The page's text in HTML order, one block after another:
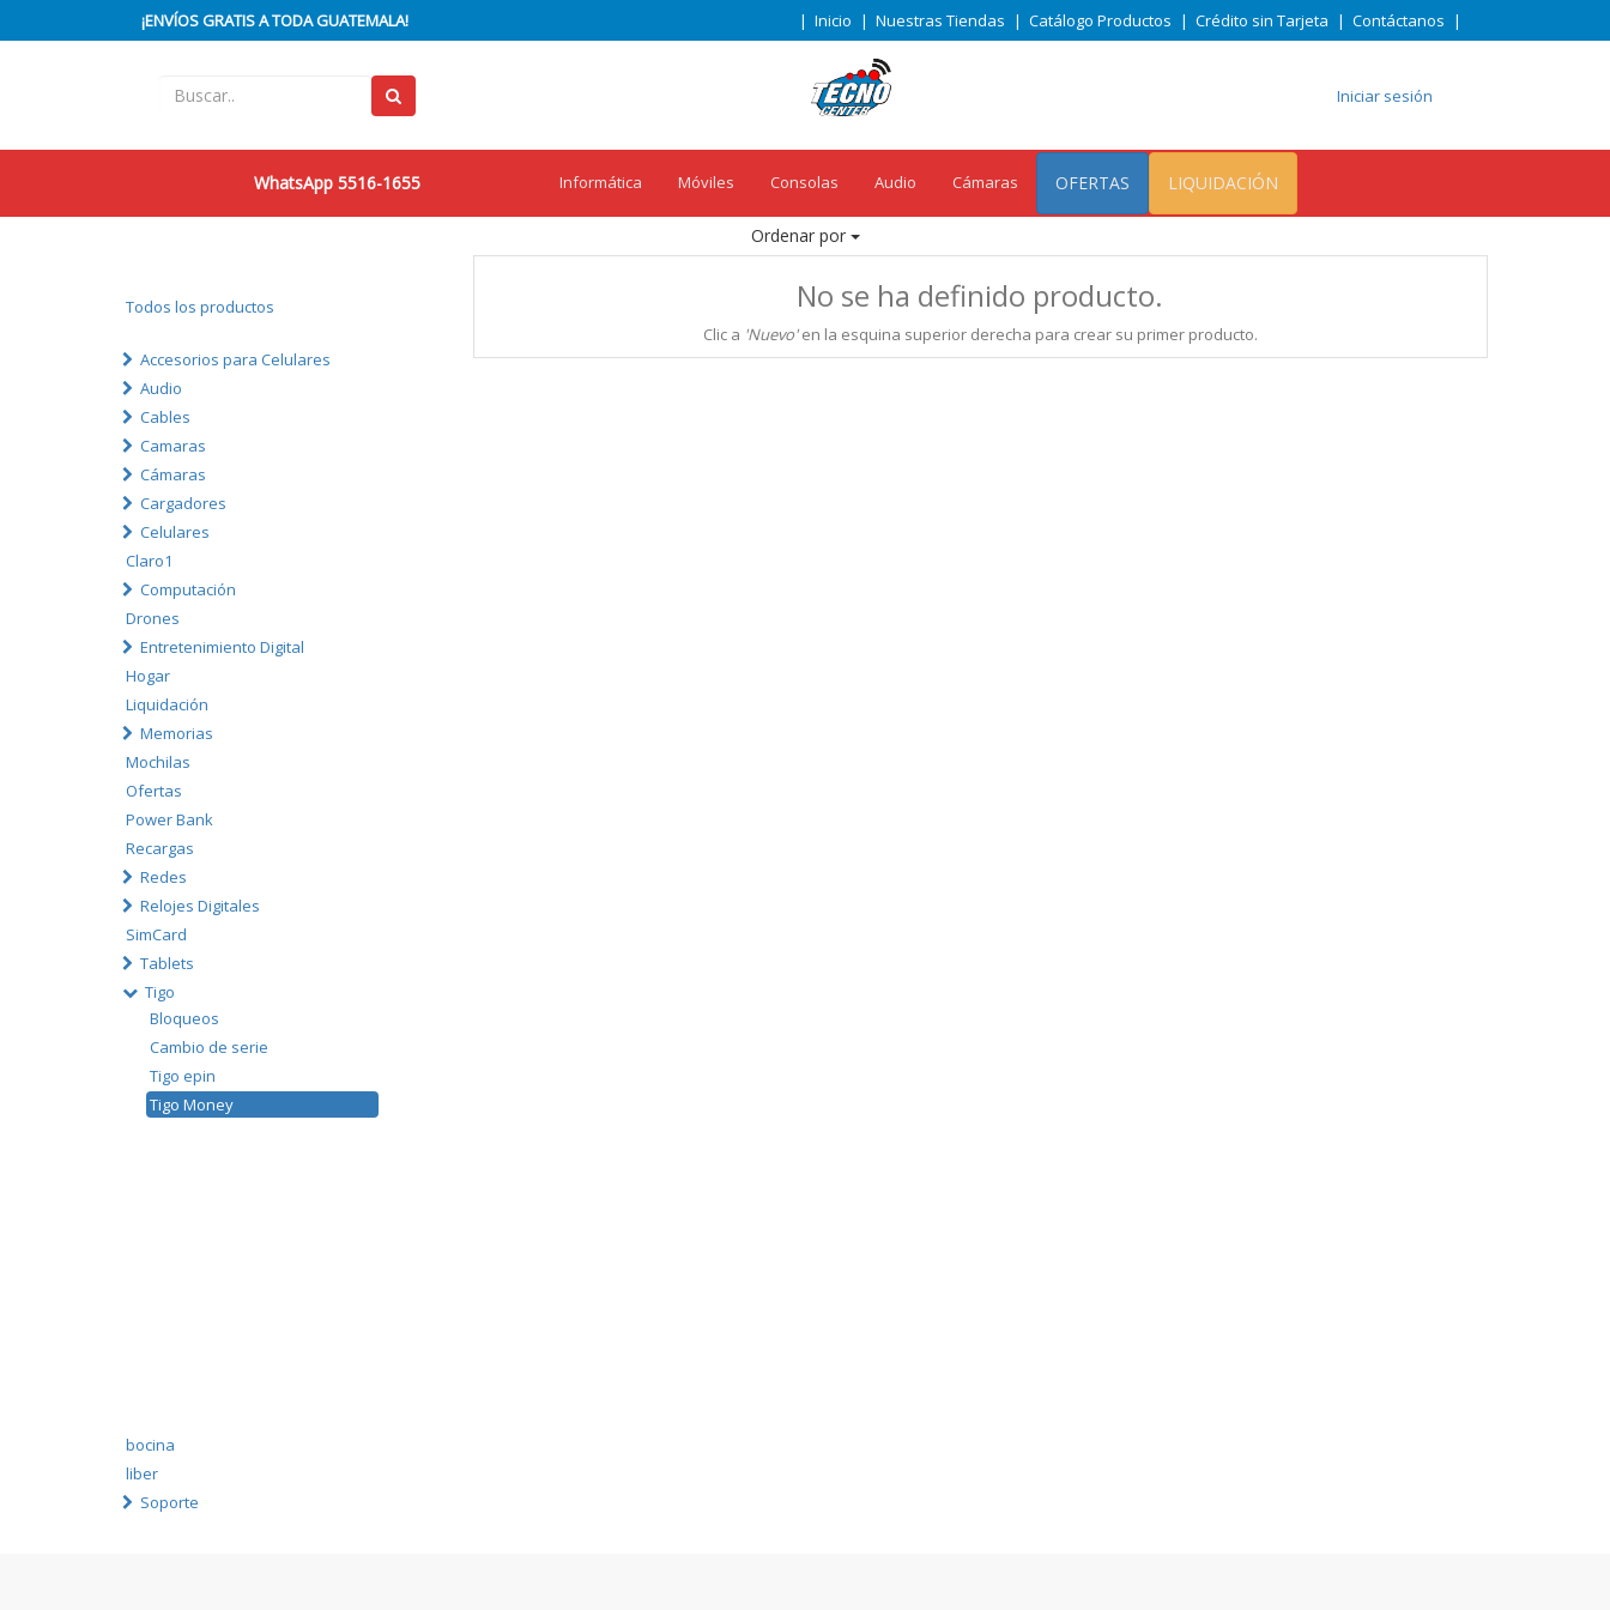
¡ENVÍOS GRATIS A TODA GUATEMALA! | Inicio | Nuestras Tiendas | Catálogo Productos | Crédito sin Tarjeta | Contáctanos |
Iniciar sesión
WhatsApp 5516-1655 Informática Móviles Consolas Audio Cámaras OFERTAS LIQUIDACIÓN
Ordenar por
Todos los productos
Accesorios para Celulares
Audio
Cables
Camaras
Cámaras
Cargadores
Celulares
Claro1
Computación
Drones
Entretenimiento Digital
Hogar
Liquidación
Memorias
Mochilas
Ofertas
Power Bank
Recargas
Redes
Relojes Digitales
SimCard
Tablets
Tigo
Bloqueos
Cambio de serie
Tigo epin
Tigo Money
bocina
liber
Soporte
No se ha definido producto.
Clic a 'Nuevo'en la esquina superior derecha para crear su primer producto.